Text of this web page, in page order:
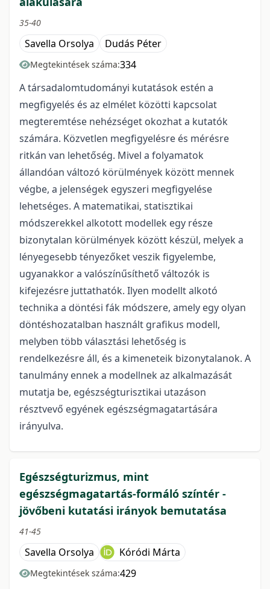
35-40
Savella Orsolya Dudás Péter
Megtekintések száma:334
A társadalomtudományi kutatások estén a
megfigyelés és az elmélet közötti kapcsolat
megteremtése nehézséget okozhat a kutatók
számára. Közvetlen megfigyelésre és mérésre
ritkán van lehetőség. Mivel a folyamatok
állandóan változó körülmények között mennek
végbe, a jelenségek egyszeri megfigyelése
lehetséges. A matematikai, statisztikai
módszerekkel alkotott modellek egy része
bizonytalan körülmények között készül, melyek a
lényegesebb tényezőket veszik figyelembe,
ugyanakkor a valószínűsíthető változók is
kifejezésre juttathatók. Ilyen modellt alkotó
technika a döntési fák módszere, amely egy olyan
döntéshozatalban használt grafikus modell,
melyben több választási lehetőség is
rendelkezésre áll, és a kimeneteik bizonytalanok. A
tanulmány ennek a modellnek az alkalmazását
mutatja be, egészségturisztikai utazáson
résztvevő egyének egészségmagatartására
irányulva.
Egészségturizmus, mint
egészségmagatartás-formáló színtér -
jövőbeni kutatási irányok bemutatása
41-45
Savella Orsolya Kóródi Márta
Megtekintések száma:429